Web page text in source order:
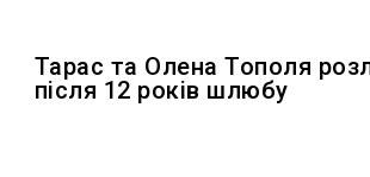
Тарас та Олена Тополя
після 12 років шлюбу